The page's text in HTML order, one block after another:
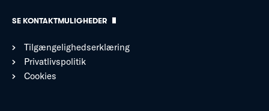
SE KONTAKTMULIGHEDER
Tilgængelighedserklæring
Privatlivspolitik
Cookies